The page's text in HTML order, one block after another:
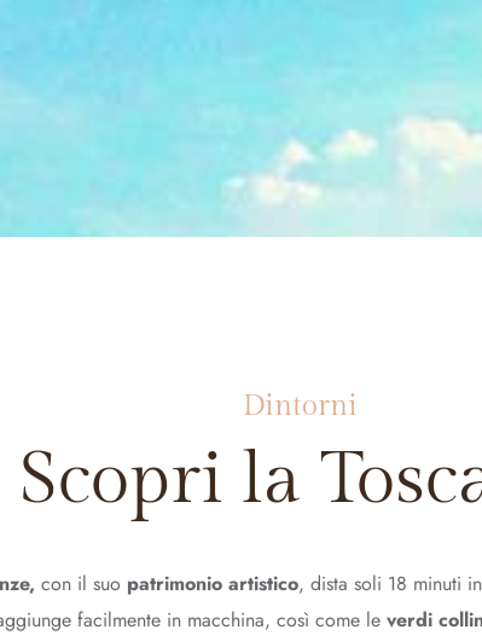
Dintorni
Scopri la
con il suo patrimonio artistico, dista soli 18 minuti
facilmente in macchina, così come le verdi